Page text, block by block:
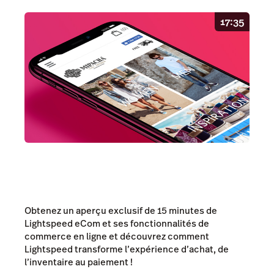
17:35
Obtenez un aperçu exclusif de 15 minutes de
Lightspeed eCom et ses fonctionnalités de
commerce en ligne et découvrez comment
Lightspeed transforme l’expérience d’achat, de
l’inventaire au paiement !